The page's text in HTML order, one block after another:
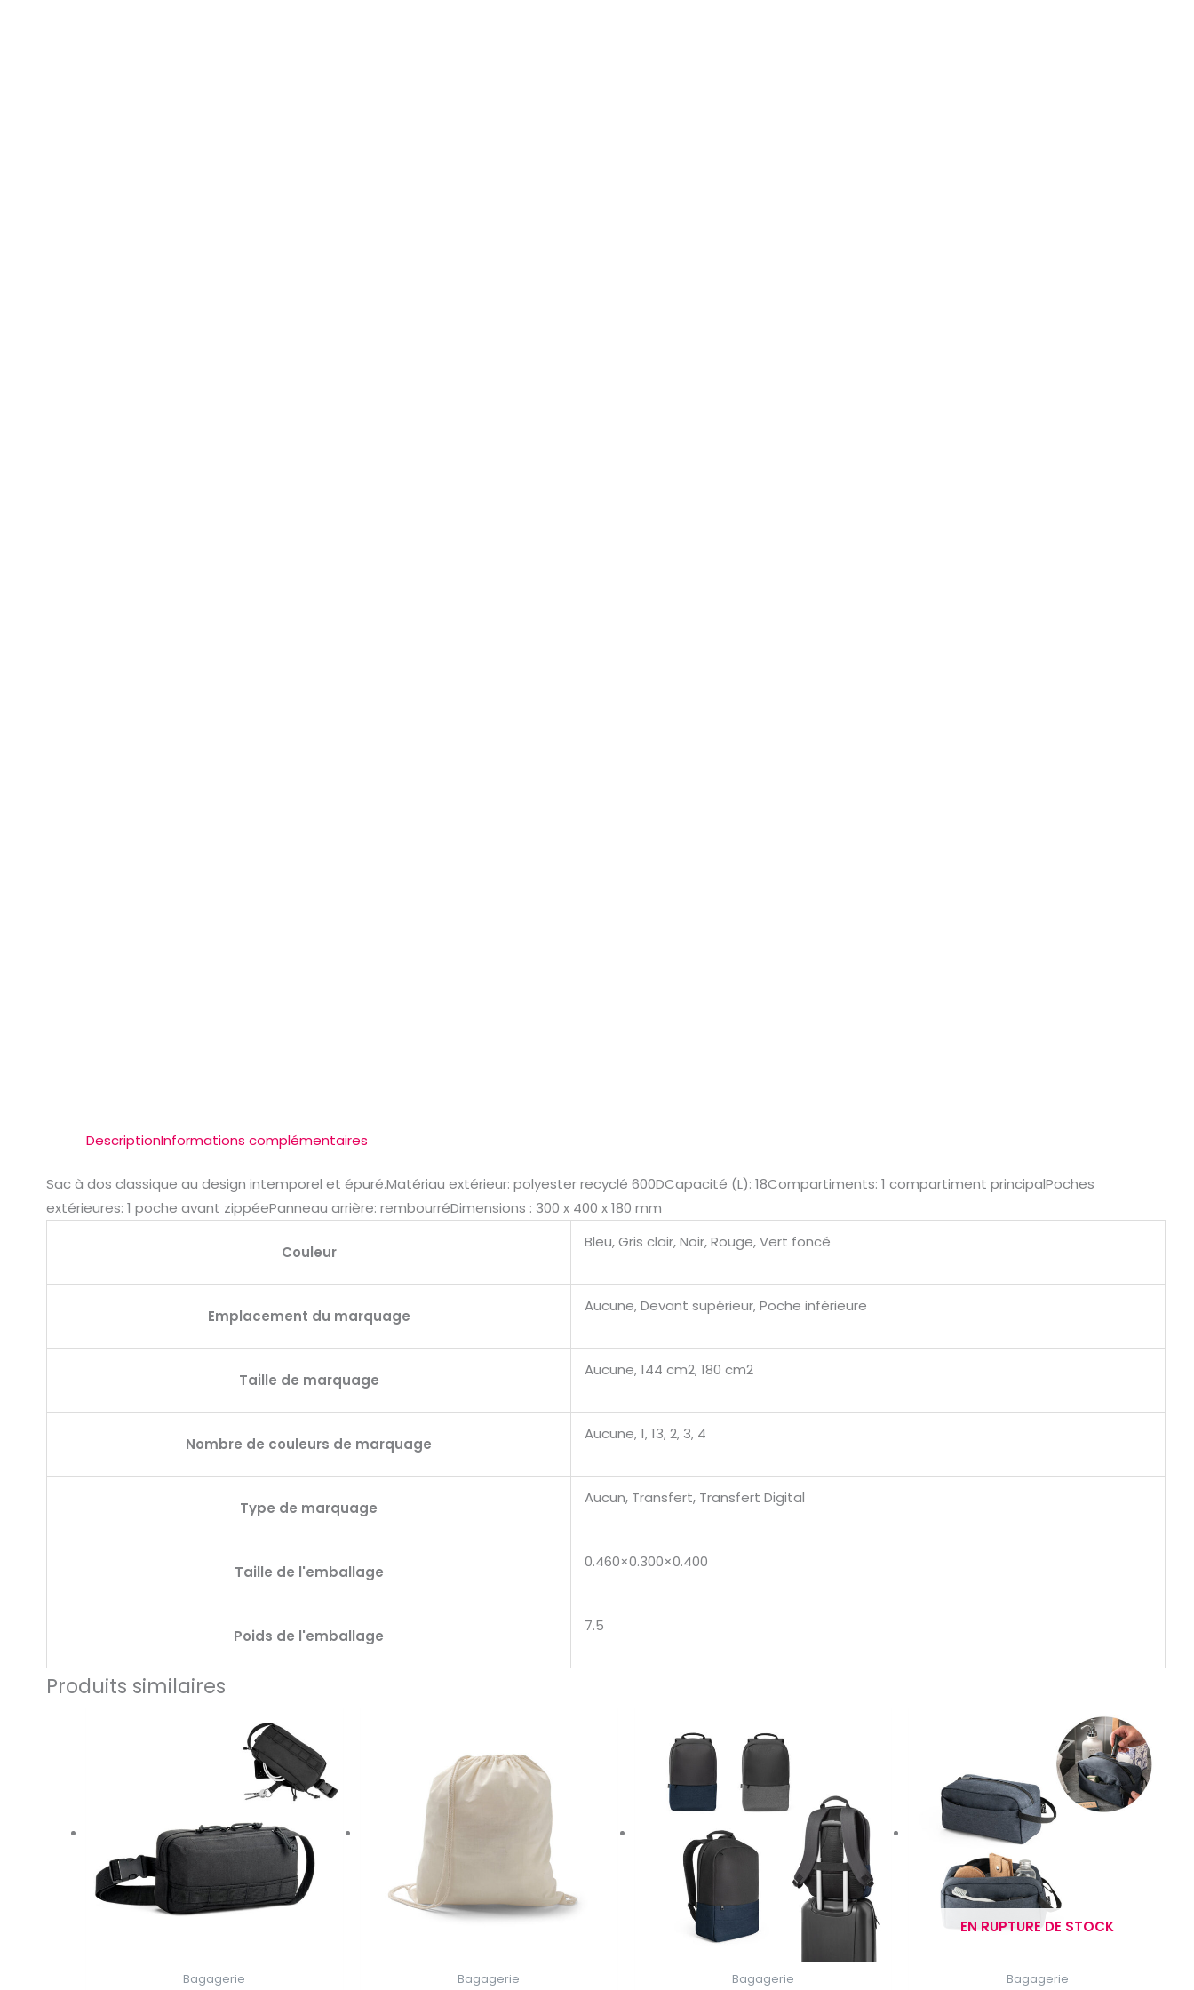
DescriptionInformations complémentaires
Sac à dos classique au design intemporel et épuré.Matériau extérieur: polyester recyclé 600DCapacité (L): 18Compartiments: 1 compartiment principalPoches
extérieures: 1 poche avant zippéePanneau arrière: rembourréDimensions : 300 x 400 x 180 mm
Couleur
Bleu, Gris clair, Noir, Rouge, Vert foncé
Emplacement du marquage
Aucune, Devant supérieur, Poche inférieure
Taille de marquage
Aucune, 144 cm2, 180 cm2
Nombre de couleurs de marquage
Aucune, 1, 13, 2, 3, 4
Type de marquage
Aucun, Transfert, Transfert Digital
Taille de l'emballage
0.460×0.300×0.400
Poids de l'emballage
7.5
Produits similaires
Bagagerie Bagagerie Bagagerie
EN RUPTURE DE STOCK
Bagagerie